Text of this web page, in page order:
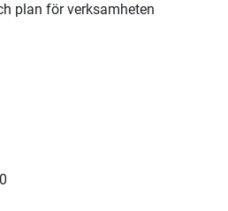
plan för verksamheten